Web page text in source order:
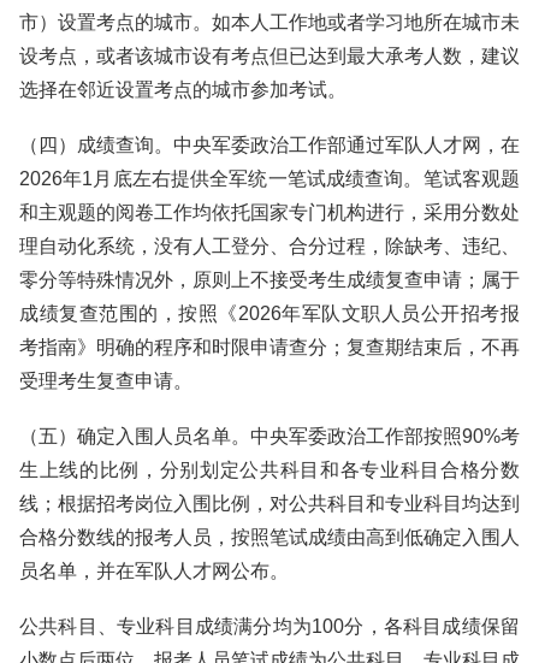
市）设置考点的城市。如本人工作地或者学习地所在城市未
设考点，或者该城市设有考点但已达到最大承考人数，建议
选择在邻近设置考点的城市参加考试。
（四）成绩查询。中央军委政治工作部通过军队人才网，在
2026年1月底左右提供全军统一笔试成绩查询。笔试客观题
和主观题的阅卷工作均依托国家专门机构进行，采用分数处
理自动化系统，没有人工登分、合分过程，除缺考、违纪、
零分等特殊情况外，原则上不接受考生成绩复查申请；属于
成绩复查范围的，按照《2026年军队文职人员公开招考报
考指南》明确的程序和时限申请查分；复查期结束后，不再
受理考生复查申请。
（五）确定入围人员名单。中央军委政治工作部按照90%考
生上线的比例，分别划定公共科目和各专业科目合格分数
线；根据招考岗位入围比例，对公共科目和专业科目均达到
合格分数线的报考人员，按照笔试成绩由高到低确定入围人
员名单，并在军队人才网公布。
公共科目、专业科目成绩满分均为100分，各科目成绩保留